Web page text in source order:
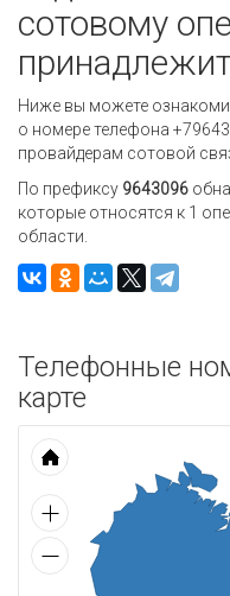
сотовому
Ниже вы можете
о номере телефона
провайдерам сотовой
По префиксу 9643096
которые относятся к 1
области.
Телефонные
карте